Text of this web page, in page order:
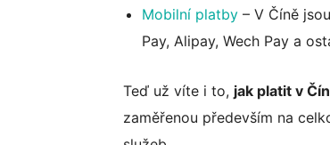
Mobilní platby – V Číně
Pay, Alipay, Wech Pay a
Teď už víte i to, jak platit v
zaměřenou především na